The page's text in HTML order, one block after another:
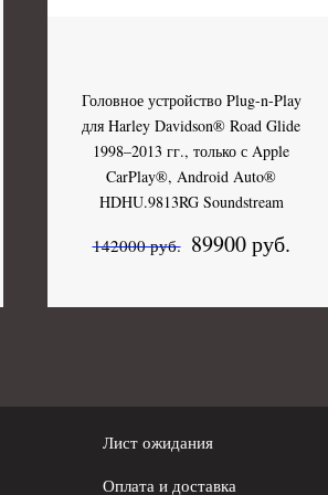
Головное устройство Plug-n-Play
для Harley Davidson® Road Glide
1998–2013 гг., только с Apple
CarPlay®, Android Auto®
HDHU.9813RG Soundstream
142000 руб. 89900 руб.
Лист ожидания
Оплата и доставка